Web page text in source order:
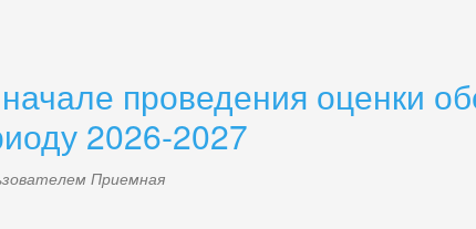
проведения оценки
2026-2027
Приемная